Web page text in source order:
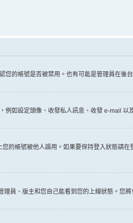
的帳號是否被禁用。也有可能是管理員在後
如設定頭像、收發私人訊息、收發 e-mail 以
的帳號被他人誤用。如果要保持登入狀態請
理員、版主和您自己能看到您的上線狀態。您將